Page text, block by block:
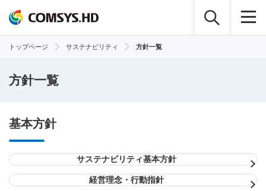
トップページ サステナビリティ 方針一覧
方針一覧
基本方針
サステナビリティ基本方針
経営理念・行動指針